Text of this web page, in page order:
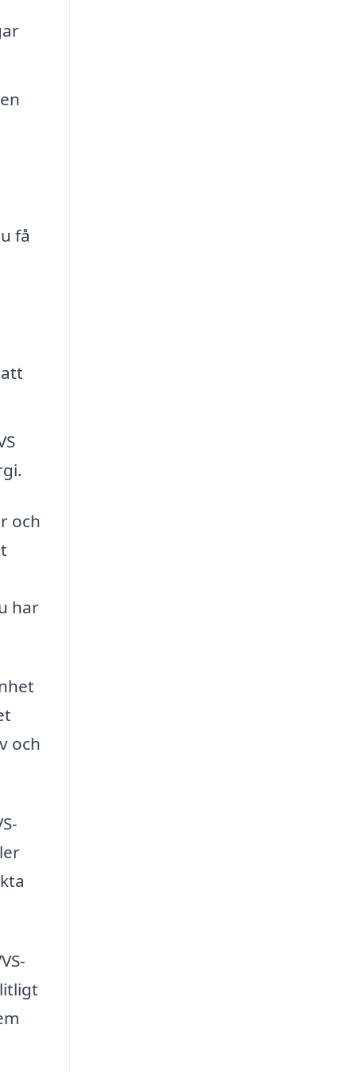
få
och
har
och